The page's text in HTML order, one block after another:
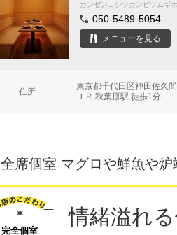
カンゼンコシツカンビツムギ
050-5489-5054
メニューを見る
住所
東京都千代田区神田佐久
ＪＲ 秋葉原駅 徒歩1分
全席個室 マグロや鮮魚や
完全個室
情緒溢れ